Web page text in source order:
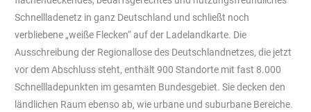
Schnellladenetz in ganz Deutschland und schließt noch
verbliebene „weiße Flecken“ auf der Ladelandkarte. Die
Ausschreibung der Regionallose des Deutschlandnetzes, die jetzt
vor dem Abschluss steht, enthält 900 Standorte mit fast 8.000
Schnellladepunkten im gesamten Bundesgebiet. Sie decken den
ländlichen Raum ebenso ab, wie urbane und suburbane Bereiche.